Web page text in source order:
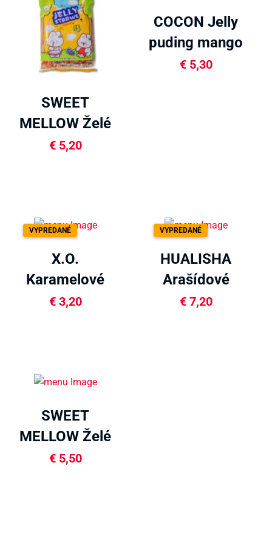
SWEET
MELLOW Želé
slamky 300g
€5,20
COCON Jelly
puding mango
480g
€5,30
VYPREDANÉ
X.O.
Karamelové
bonbóny s
€3,20
VYPREDANÉ
HUALISHA
Arašídové
chrumkobonbóny
€7,20
SWEET
MELLOW Želé
v slamke 400g
€5,50